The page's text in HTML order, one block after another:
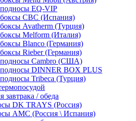
EQ-VIP
CBC (Испания)
Avatherm (Турция)
Melform (Италия)
Blanco (Германия)
Rieber (Германия)
Cambro (США)
DINNER BOX PLUS
Tribeca (Турция)
завтрака / обеда
DK TRAYS (Россия)
AMC (Россия \ Испания)